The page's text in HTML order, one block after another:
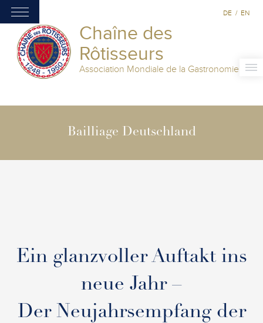
Chaîne des
Rôtisseurs
Association Mondiale de la Gastronomie
DE / EN
Bailliage Deutschland
Ein glanzvoller Auftakt ins
neue Jahr –
Der Neujahrsempfang der